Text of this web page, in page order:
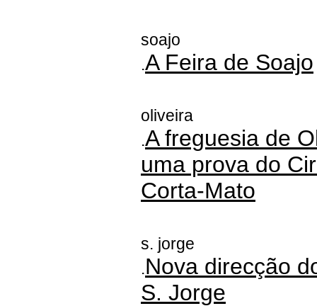
soajo
.A Feira de Soajo
oliveira
.A freguesia de
uma prova do
Corta-Mato
s. jorge
.Nova direcção
S. Jorge